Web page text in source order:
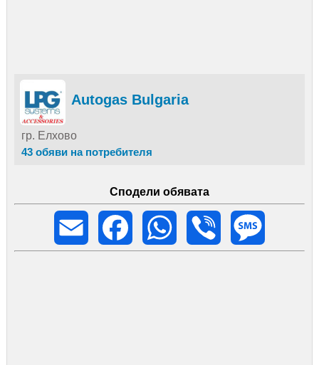
Autogas Bulgaria
гр. Елхово
43 обяви на потребителя
Сподели обявата
Email
Facebook WhatsApp Viber